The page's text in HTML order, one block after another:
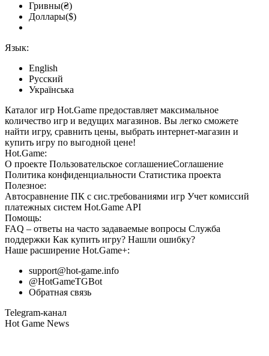
Гривны(₴)
Доллары($)
Язык:
English
Русский
Українська
Каталог игр Hot.Game предоставляет максимальное
количество игр и ведущих магазинов. Вы легко сможете
найти игру, сравнить цены, выбрать интернет-магазин и
купить игру по выгодной цене!
Hot.Game:
О проекте Пользовательское соглашениеСоглашение
Политика конфиденциальности Статистика проекта
Полезное:
Автосравнение ПК с сис.требованиями игр Учет комиссий
платежных систем Hot.Game API
Помощь:
FAQ – ответы на часто задаваемые вопросы Служба
поддержки Как купить игру? Нашли ошибку?
Наше расширение Hot.Game+:
support@hot-game.info
@HotGameTGBot
Обратная связь
Telegram-канал
Hot Game News